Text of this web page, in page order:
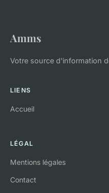
Amms
Votre source d'information
LIENS
Accueil
LÉGAL
Mentions légales
Contact